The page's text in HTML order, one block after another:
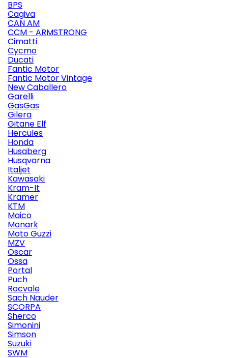
BPS
Cagiva
CAN AM
CCM - ARMSTRONG
Cimatti
Cycmo
Ducati
Fantic Motor
Fantic Motor Vintage
New Caballero
Garelli
GasGas
Gilera
Gitane Elf
Hercules
Honda
Husaberg
Husqvarna
Italjet
Kawasaki
Kram-It
Kramer
KTM
Maico
Monark
Moto Guzzi
MZV
Oscar
Ossa
Portal
Puch
Rocvale
Sach Nauder
SCORPA
Sherco
Simonini
Simson
Suzuki
SWM